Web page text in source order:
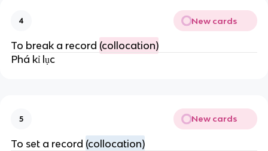
4 New cards
To break a record (collocation)
Phá kỉ lục
5 New cards
To set a record (collocation)